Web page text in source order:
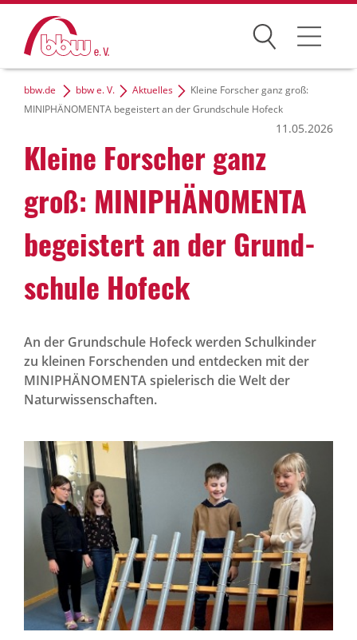
Suchen
Der bbw e. V.
Themen
Dialog und Netzwerke
Karriere
News Archiv
bbw.de bbw e. V. Aktuelles
Kleine Forscher ganz groß:
MINIPHÄNOMENTA begeistert an der Grundschule Hofeck
Kleine Forscher ganz
groß: MINI­PHÄ­NO­MENTA
begeis­tert an der Grund­
schule Hofeck
11.05.2026
An der Grundschule Hofeck werden Schulkinder
zu kleinen Forschenden und entdecken mit der
MINIPHÄNOMENTA spielerisch die Welt der
Naturwissenschaften.